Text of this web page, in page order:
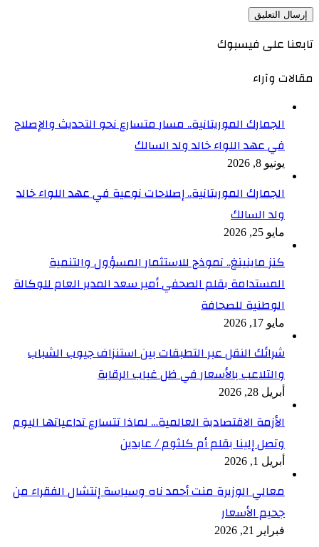
تابعنا على فيسبوك
مقالات وآراء
الجمارك الموريتانية.. مسار متسارع نحو التحديث والإصلاح
في عهد اللواء خالد ولد السالك
يونيو 8, 2026
الجمارك الموريتانية.. إصلاحات نوعية في عهد اللواء خالد
ولد السالك
مايو 25, 2026
كنز ماينينغ.. نموذج للاستثمار المسؤول والتنمية
المستدامة بقلم الصحفي أمير سعد المدير العام للوكالة
الوطنية للصحافة
مايو 17, 2026
شرائك النقل عبر التطبقات بين استنزاف جيوب الشباب
والتلاعب بالأسعار في ظل غياب الرقابة
أبريل 28, 2026
الأزمة الاقتصادية العالمية… لماذا تتسارع تداعياتها اليوم
وتصل إلينا بقلم أم كلثوم / عابدين
أبريل 1, 2026
معالي الوزيرة منت أحمد ناه وسياسة إنتشال الفقراء من
جحيم الأسعار
فبراير 21, 2026